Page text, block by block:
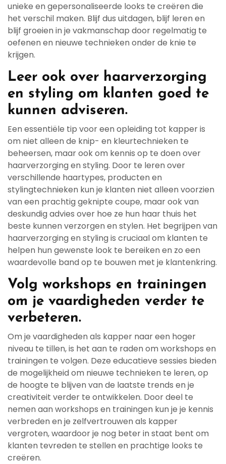
unieke en gepersonaliseerde looks te creëren die
het verschil maken. Blijf dus uitdagen, blijf leren en
blijf groeien in je vakmanschap door regelmatig te
oefenen en nieuwe technieken onder de knie te
krijgen.
Leer ook over haarverzorging
en styling om klanten goed te
kunnen adviseren.
Een essentiële tip voor een opleiding tot kapper is
om niet alleen de knip- en kleurtechnieken te
beheersen, maar ook om kennis op te doen over
haarverzorging en styling. Door te leren over
verschillende haartypes, producten en
stylingtechnieken kun je klanten niet alleen voorzien
van een prachtig geknipte coupe, maar ook van
deskundig advies over hoe ze hun haar thuis het
beste kunnen verzorgen en stylen. Het begrijpen van
haarverzorging en styling is cruciaal om klanten te
helpen hun gewenste look te bereiken en zo een
waardevolle band op te bouwen met je klantenkring.
Volg workshops en trainingen
om je vaardigheden verder te
verbeteren.
Om je vaardigheden als kapper naar een hoger
niveau te tillen, is het aan te raden om workshops en
trainingen te volgen. Deze educatieve sessies bieden
de mogelijkheid om nieuwe technieken te leren, op
de hoogte te blijven van de laatste trends en je
creativiteit verder te ontwikkelen. Door deel te
nemen aan workshops en trainingen kun je je kennis
verbreden en je zelfvertrouwen als kapper
vergroten, waardoor je nog beter in staat bent om
klanten tevreden te stellen en prachtige looks te
creëren.